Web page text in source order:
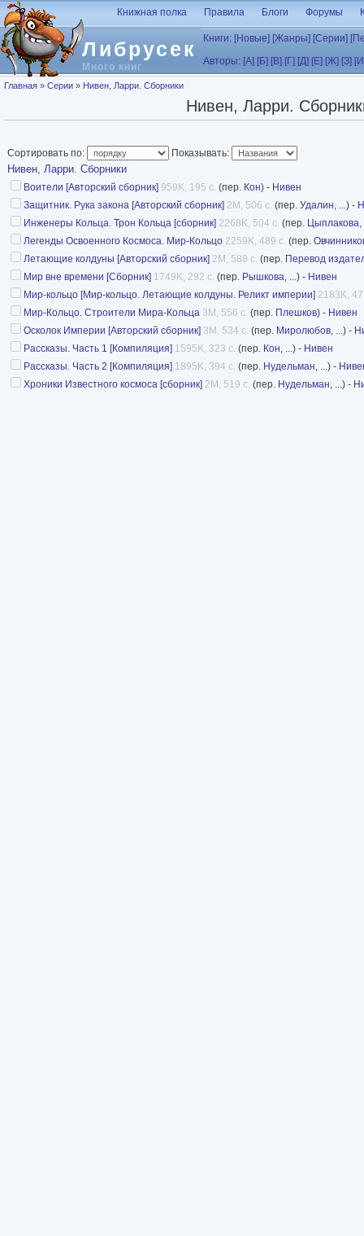
Перейти к основному содержанию
Либрусек
Много книг
Книжная полка Правила Блоги Форумы
Книги: [Новые] [Жанры] [Серии]
Авторы: [А] [Б] [В] [Г] [Д] [Е] [Ж] [З]
Вы здесь
Главная » Серии » Нивен, Ларри. Сборники
Нивен, Ларри.
Сортировать по: Показывать:
Нивен, Ларри. Сборники
Воители [Авторский сборник] 959K, 195 с. (пер. Кон) - Нивен
Защитник. Рука закона [Авторский сборник] 2M, 506 с. (пер. Удалин, ...) -
Инженеры Кольца. Трон Кольца [сборник] 2268K, 504 с. (пер. Цыплакова
Легенды Освоенного Космоса. Мир-Кольцо 2259K, 489 с. (пер.
Летающие колдуны [Авторский сборник] 2M, 588 с. (пер. Перевод
Мир вне времени [Сборник] 1749K, 292 с. (пер. Рышкова, ...) - Нивен
Мир-кольцо [Мир-кольцо. Летающие колдуны. Реликт империи] 2183K,
Мир-Кольцо. Строители Мира-Кольца 3M, 556 с. (пер. Плешков) - Нивен
Осколок Империи [Авторский сборник] 3M, 534 с. (пер. Миролюбов, ...) -
Рассказы. Часть 1 [Компиляция] 1595K, 323 с. (пер. Кон, ...) - Нивен
Рассказы. Часть 2 [Компиляция] 1895K, 394 с. (пер. Нудельман, ...) -
Хроники Известного космоса [сборник] 2M, 519 с. (пер. Нудельман, ...) -